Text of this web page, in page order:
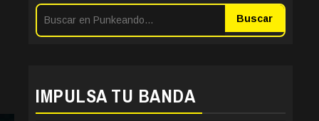
Buscar
IMPULSA TU BANDA